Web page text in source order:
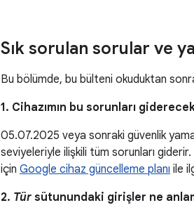
Sık sorulan sorular ve
Bu bölümde, bu bülteni okuduktan
1. Cihazımın bu sorunları
05.07.2025 veya sonraki güvenlik
seviyeleriyle ilişkili tüm sorunları
için Google cihaz güncelleme planı ile
2. Tür sütunundaki girişler ne